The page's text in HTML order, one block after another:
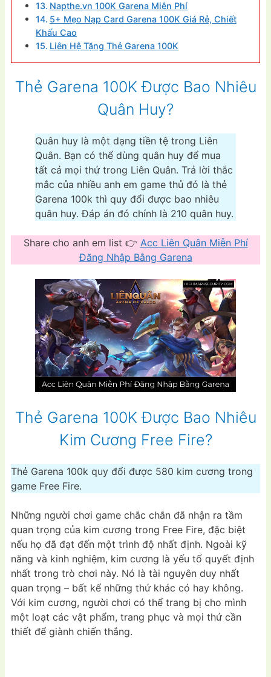
Napthe.vn 100K Garena Miễn Phí
5+ Mẹo Nạp Card Garena 100K Giá Rẻ, Chiết
Khấu Cao
Liên Hệ Tặng Thẻ Garena 100K
Thẻ Garena 100K Được Bao Nhiêu
Quân Huy?
Quân huy là một dạng tiền tệ trong Liên
Quân. Bạn có thể dùng quân huy để mua
tất cả mọi thứ trong Liên Quân. Trả lời thắc
mắc của nhiều anh em game thủ đó là thẻ
Garena 100k thì quy đổi được bao nhiêu
quân huy. Đáp án đó chính là 210 quân huy.
Share cho anh em list 👉 Acc Liên Quân Miễn Phí
Đăng Nhập Bằng Garena
Thẻ Garena 100K Được Bao Nhiêu
Kim Cương Free Fire?
Thẻ Garena 100k quy đổi được 580 kim cương trong
game Free Fire.
Những người chơi game chắc chắn đã nhận ra tầm
quan trọng của kim cương trong Free Fire, đặc biệt
nếu họ đã đạt đến một trình độ nhất định. Ngoài kỹ
năng và kinh nghiệm, kim cương là yếu tố quyết định
nhất trong trò chơi này. Nó là tài nguyên duy nhất
quan trọng – bất kể những thứ khác có hay không.
Với kim cương, người chơi có thể trang bị cho mình
một loạt các vật phẩm, trang phục và mọi thứ cần
thiết để giành chiến thắng.